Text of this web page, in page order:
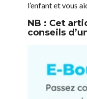
l’enfant et vous
NB : Cet
conseils